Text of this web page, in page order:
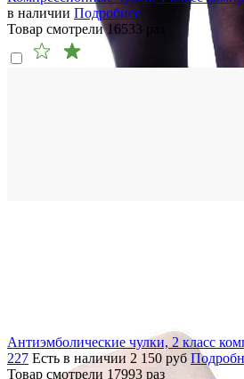
в наличии Подробнее
Товар смотрели16533
Антиэмболические чулки, 2 класс
227 Есть в наличии 2 150 руб
Товар смотрели 17993 раз